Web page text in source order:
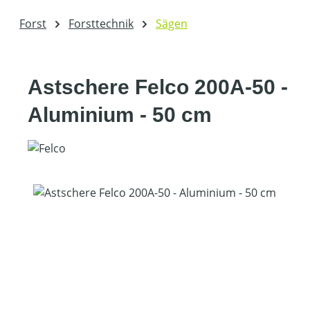
Forst Forsttechnik Sägen
Astschere Felco 200A-50 -
Aluminium - 50 cm
Bildergalerie überspringen